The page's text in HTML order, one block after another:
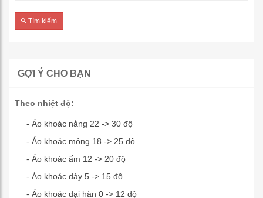
Tìm kiếm
GỢI Ý CHO BẠN
Theo nhiệt độ:
- Áo khoác nắng 22 -> 30 độ
- Áo khoác mỏng 18 -> 25 độ
- Áo khoác ấm 12 -> 20 độ
- Áo khoác dày 5 -> 15 độ
- Áo khoác đại hàn 0 -> 12 độ